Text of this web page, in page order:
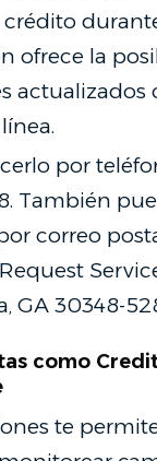
ofrece la
actualizados
por
También
correo
GA 30348-
como
te